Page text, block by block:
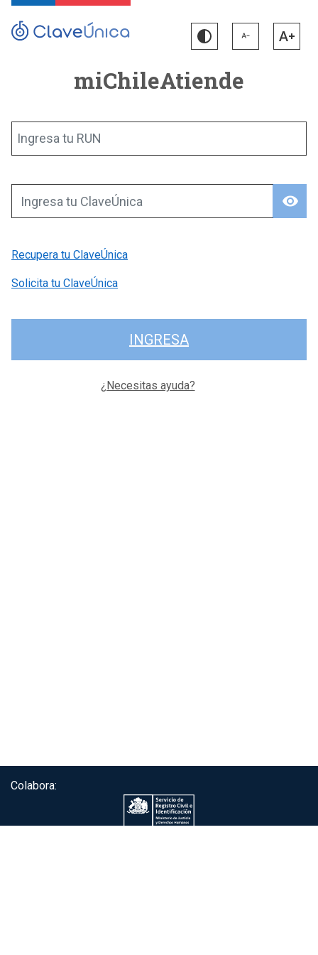
miChileAtiende
Ingresa tu RUN
visibility
Ingresa tu ClaveÚnica
Recupera tu ClaveÚnica
Solicita tu ClaveÚnica
INGRESA
¿Necesitas ayuda?
Colabora: